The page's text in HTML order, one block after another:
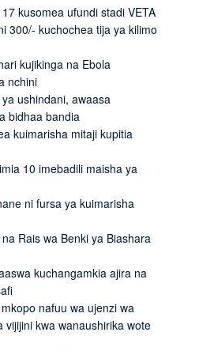
kusomea ufundi stadi VETA
300/- kuchochea tija ya kilimo
kujikinga na Ebola
nchini
ushindani, awaasa
bidhaa bandia
kuimarisha mitaji kupitia
10 imebadili maisha ya
ni fursa ya kuimarisha
Rais wa Benki ya Biashara
kuchangamkia ajira na
nafuu wa ujenzi wa
vijijini kwa wanaushirika wote